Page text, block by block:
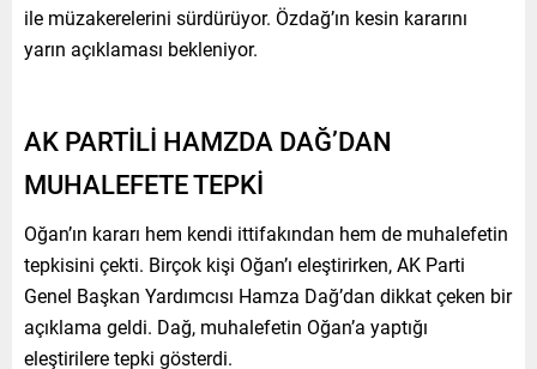
ile müzakerelerini sürdürüyor. Özdağ’ın kesin kararını
yarın açıklaması bekleniyor.
AK PARTİLİ HAMZDA DAĞ’DAN
MUHALEFETE TEPKİ
Oğan’ın kararı hem kendi ittifakından hem de muhalefetin
tepkisini çekti. Birçok kişi Oğan’ı eleştirirken, AK Parti
Genel Başkan Yardımcısı Hamza Dağ’dan dikkat çeken bir
açıklama geldi. Dağ, muhalefetin Oğan’a yaptığı
eleştirilere tepki gösterdi.